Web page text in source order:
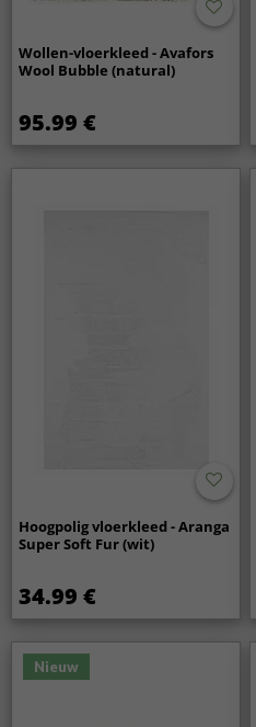
Wollen-vloerkleed - Avafors
Wool Bubble (natural)
95.99 €
Hoogpolig vloerkleed - Aranga
Super Soft Fur (wit)
34.99 €
Nieuw